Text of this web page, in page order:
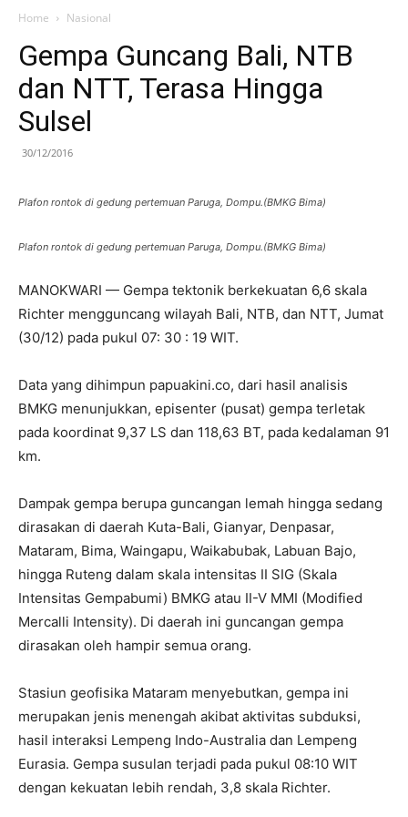
Home Nasional
Gempa Guncang Bali, NTB
dan NTT, Terasa Hingga
Sulsel
30/12/2016
Plafon rontok di gedung pertemuan Paruga, Dompu.(BMKG Bima)
Plafon rontok di gedung pertemuan Paruga, Dompu.(BMKG Bima)
MANOKWARI — Gempa tektonik berkekuatan 6,6 skala
Richter mengguncang wilayah Bali, NTB, dan NTT, Jumat
(30/12) pada pukul 07: 30 : 19 WIT.
Data yang dihimpun papuakini.co, dari hasil analisis
BMKG menunjukkan, episenter (pusat) gempa terletak
pada koordinat 9,37 LS dan 118,63 BT, pada kedalaman 91
km.
Dampak gempa berupa guncangan lemah hingga sedang
dirasakan di daerah Kuta-Bali, Gianyar, Denpasar,
Mataram, Bima, Waingapu, Waikabubak, Labuan Bajo,
hingga Ruteng dalam skala intensitas II SIG (Skala
Intensitas Gempabumi) BMKG atau II-V MMI (Modified
Mercalli Intensity). Di daerah ini guncangan gempa
dirasakan oleh hampir semua orang.
Stasiun geofisika Mataram menyebutkan, gempa ini
merupakan jenis menengah akibat aktivitas subduksi,
hasil interaksi Lempeng Indo-Australia dan Lempeng
Eurasia. Gempa susulan terjadi pada pukul 08:10 WIT
dengan kekuatan lebih rendah, 3,8 skala Richter.